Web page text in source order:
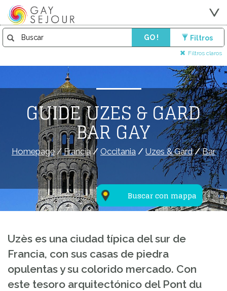
GO ! Filtros
Filtros claros
Buscar con mappa
GUIDE UZES & GARD
BAR GAY
Homepage/Francia/ Occitania / Uzes & Gard/Bar
Uzès es una ciudad típica del sur de
Francia, con sus casas de piedra
opulentas y su colorido mercado. Con
este tesoro arquitectónico del Pont du